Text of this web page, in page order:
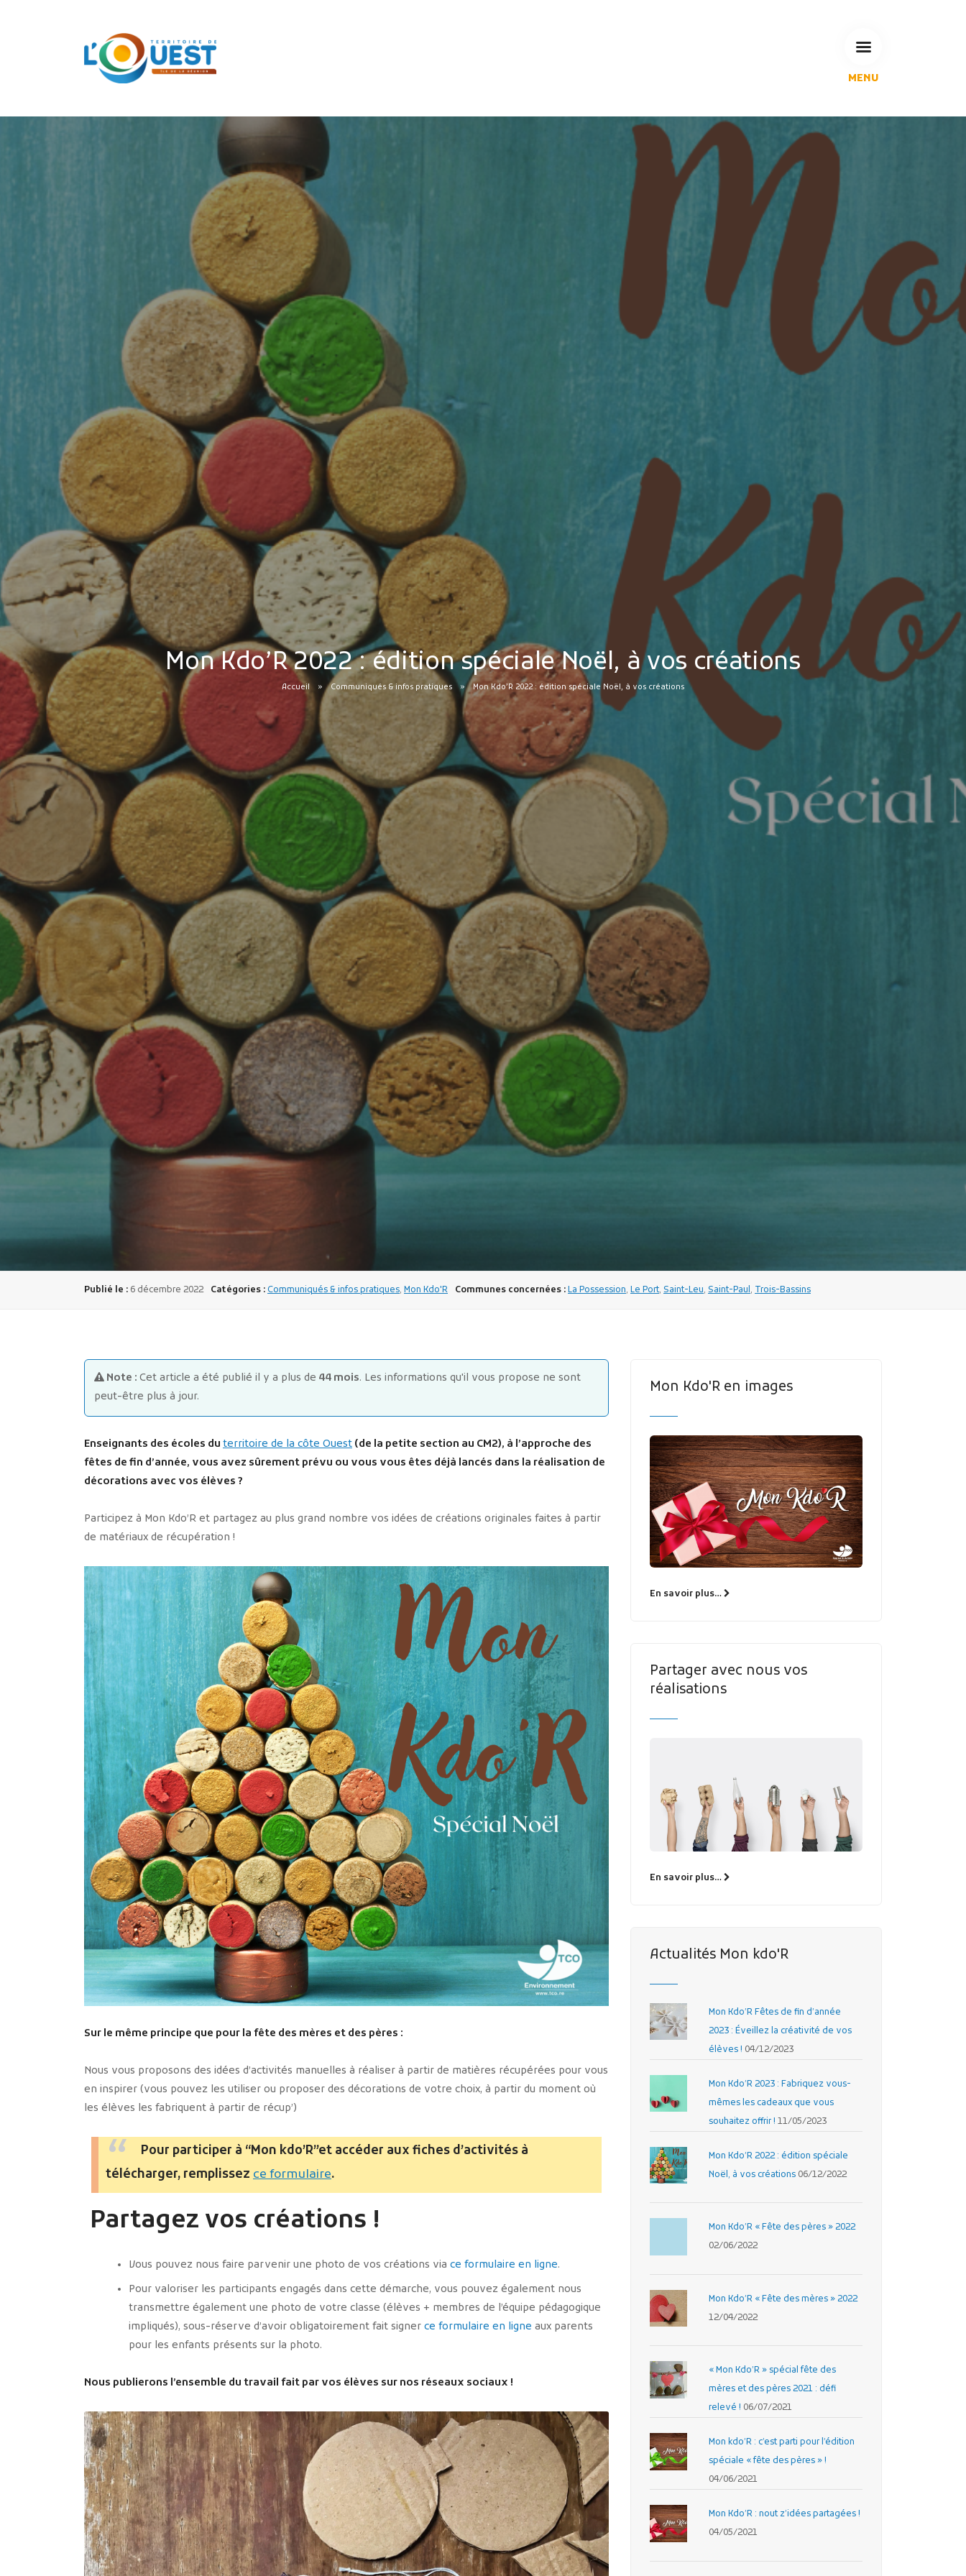
MENU
Espace Habitant
Espace Pro
Espace Pédagogique
RECHERCHE
CALENDRIERS DE COLLECTE
MES DÉMARCHES
Publicité des actes
Marchés publics
Projets financés par l'Europe
Plans d'accès
Mon Kdo’R 2022 : édition spéciale Noël, à vos créations
Accueil Communiqués & infos pratiques Mon Kdo’R 2022 : édition spéciale Noël, à vos créations
Publié le : 6 décembre 2022 Catégories :Communiqués & infos pratiques, Mon Kdo'R Communes concernées :La Possession, Le Port, Saint-Leu, Saint-Paul, Trois-Bassins
Note : Cet article a été publié il y a plus de 44 mois. Les informations qu'il vous propose ne sont
peut-être plus à jour.
Enseignants des écoles du territoire de la côte Ouest (de la petite section au CM2), à l’approche des
fêtes de fin d’année, vous avez sûrement prévu ou vous vous êtes déjà lancés dans la réalisation de
décorations avec vos élèves ?
Participez à Mon Kdo’R et partagez au plus grand nombre vos idées de créations originales faites à partir
de matériaux de récupération !
Sur le même principe que pour la fête des mères et des pères :
Nous vous proposons des idées d’activités manuelles à réaliser à partir de matières récupérées pour vous
en inspirer (vous pouvez les utiliser ou proposer des décorations de votre choix, à partir du moment où
les élèves les fabriquent à partir de récup’)
Pour participer à “Mon kdo’R”et accéder aux fiches d’activités à
télécharger, remplissez ce formulaire.
Partagez vos créations !
Vous pouvez nous faire parvenir une photo de vos créations via ce formulaire en ligne.
Pour valoriser les participants engagés dans cette démarche, vous pouvez également nous
transmettre également une photo de votre classe (élèves + membres de l’équipe pédagogique
impliqués), sous-réserve d’avoir obligatoirement fait signer ce formulaire en ligne aux parents
pour les enfants présents sur la photo.
Nous publierons l’ensemble du travail fait par vos élèves sur nos réseaux sociaux !
Mon Kdo'R en images
En savoir plus…
Partager avec nous vos
réalisations
En savoir plus…
Actualités Mon kdo'R
Mon Kdo’R Fêtes de fin d’année
2023 : Éveillez la créativité de vos
élèves ! 04/12/2023
Mon Kdo’R 2023 : Fabriquez vous-
mêmes les cadeaux que vous
souhaitez offrir ! 11/05/2023
Mon Kdo’R 2022 : édition spéciale
Noël, à vos créations 06/12/2022
Mon Kdo’R « Fête des pères » 2022
02/06/2022
Mon Kdo’R « Fête des mères » 2022
12/04/2022
« Mon Kdo’R » spécial fête des
mères et des pères 2021 : défi
relevé ! 06/07/2021
Mon kdo’R : c’est parti pour l’édition
spéciale « fête des pères » !
04/06/2021
Mon Kdo’R : nout z’idées partagées !
04/05/2021